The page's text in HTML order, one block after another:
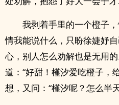
我剥着手里的一个橙子
情我能说什么，只盼徐婕妤
心，别人怎么劝解也是无用
道：“好甜！槿汐爱吃橙子，
想，又问：“槿汐呢？怎么半